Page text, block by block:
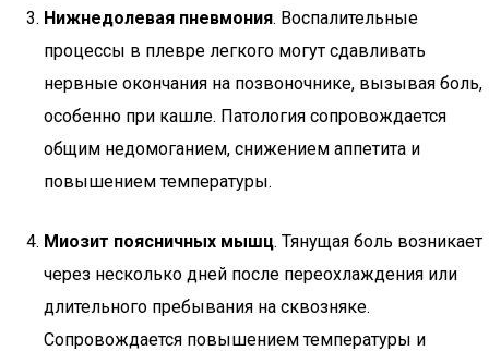
Нижнедолевая пневмония. Воспалительные
процессы в плевре легкого могут сдавливать
нервные окончания на позвоночнике, вызывая боль,
особенно при кашле. Патология сопровождается
общим недомоганием, снижением аппетита и
повышением температуры.
Миозит поясничных мышц. Тянущая боль возникает
через несколько дней после переохлаждения или
длительного пребывания на сквозняке.
Сопровождается повышением температуры и